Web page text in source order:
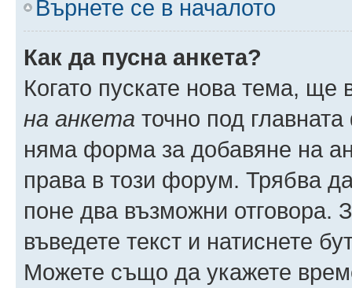
Върнете се в началото
Как да пусна анкета?
Когато пускате нова тема,
на анкета точно под
няма форма за добавяне на
права в този форум. Трябва
поне два възможни отговора.
въведете текст и натиснете
Можете също да укажете